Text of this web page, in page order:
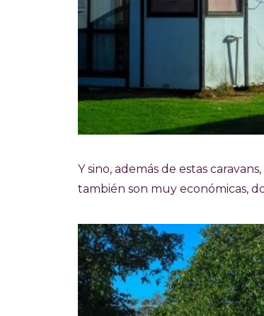
Y sino, además de estas
también son muy económicas,